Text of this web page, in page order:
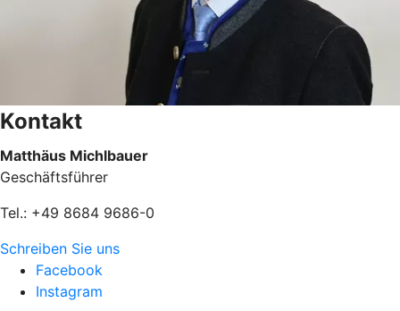
Kontakt
Matthäus Michlbauer
Geschäftsführer
Tel.: +49 8684 9686-0
Schreiben Sie uns
Facebook
Instagram